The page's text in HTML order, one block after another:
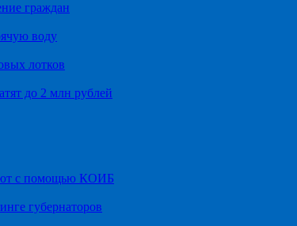
граждан
воду
лотков
до 2 млн рублей
с помощью КОИБ
губернаторов